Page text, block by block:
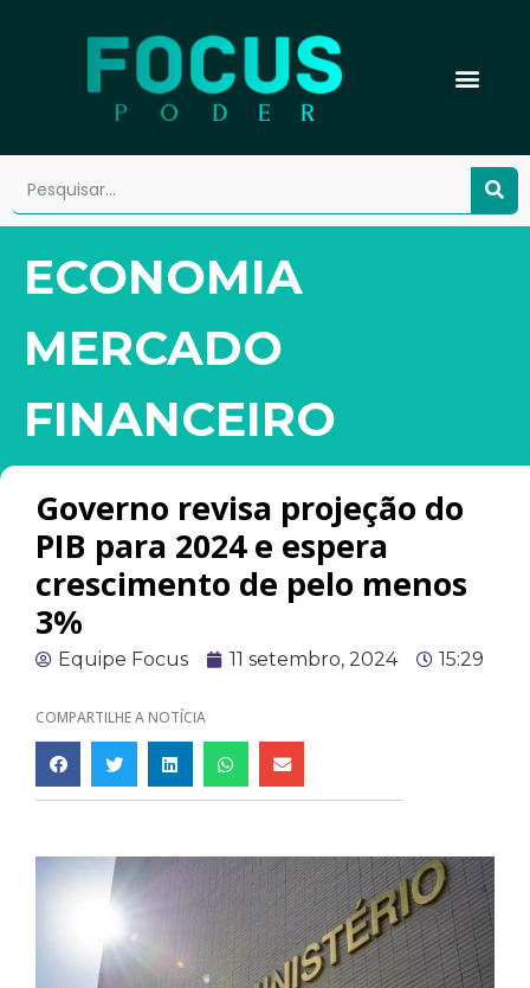
ECONOMIA
MERCADO
FINANCEIRO
Governo revisa projeção do
PIB para 2024 e espera
crescimento de pelo menos
3%
Equipe Focus 11 setembro, 2024 15:29
COMPARTILHE A NOTÍCIA